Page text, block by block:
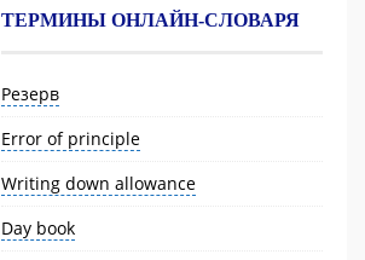
ТЕРМИНЫ ОНЛАЙН-СЛОВАРЯ
Резерв
Error of principle
Writing down allowance
Day book